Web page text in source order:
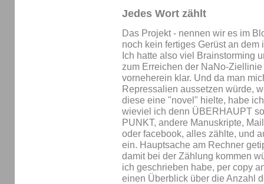
Jedes Wort zählt
Das Projekt - nennen wir es im
noch kein fertiges Gerüst an
Ich hatte also viel Brainstorming
zum Erreichen der NaNo-
vorneherein klar. Und da man
Repressalien aussetzen würde,
diese eine "novel" hielte, habe
wieviel ich denn ÜBERHAUPT
PUNKT, andere Manuskripte,
oder facebook, alles zählte, und
ein. Hauptsache am Rechner
damit bei der Zählung kommen
ich geschrieben habe, per copy
einen Überblick über die Anzahl